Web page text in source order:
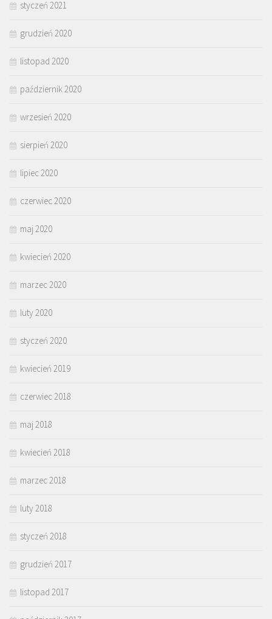
styczeń 2021
grudzień 2020
listopad 2020
październik 2020
wrzesień 2020
sierpień 2020
lipiec 2020
czerwiec 2020
maj 2020
kwiecień 2020
marzec 2020
luty 2020
styczeń 2020
kwiecień 2019
czerwiec 2018
maj 2018
kwiecień 2018
marzec 2018
luty 2018
styczeń 2018
grudzień 2017
listopad 2017